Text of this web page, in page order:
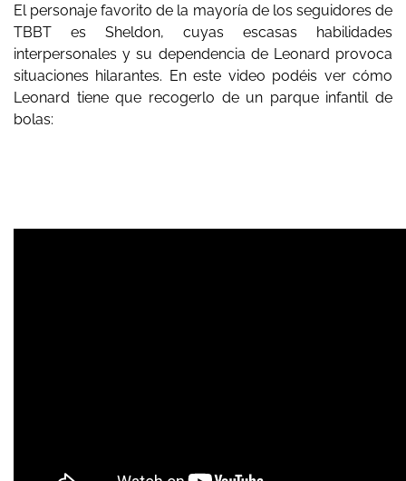
El personaje favorito de la mayoría de los seguidores de
TBBT es Sheldon, cuyas escasas habilidades
interpersonales y su dependencia de Leonard provoca
situaciones hilarantes. En este video podéis ver cómo
Leonard tiene que recogerlo de un parque infantil de
bolas: